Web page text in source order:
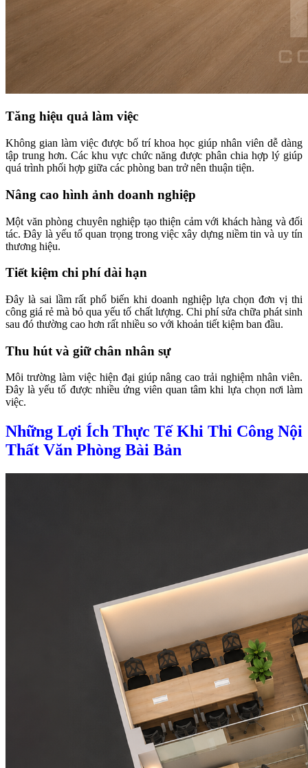
Tăng hiệu quả làm việc
Không gian làm việc được bố trí khoa học giúp nhân viên dễ dàng
tập trung hơn. Các khu vực chức năng được phân chia hợp lý giúp
quá trình phối hợp giữa các phòng ban trở nên thuận tiện.
Nâng cao hình ảnh doanh nghiệp
Một văn phòng chuyên nghiệp tạo thiện cảm với khách hàng và đối
tác. Đây là yếu tố quan trọng trong việc xây dựng niềm tin và uy tín
thương hiệu.
Tiết kiệm chi phí dài hạn
Đây là sai lầm rất phổ biến khi doanh nghiệp lựa chọn đơn vị thi
công giá rẻ mà bỏ qua yếu tố chất lượng. Chi phí sửa chữa phát sinh
sau đó thường cao hơn rất nhiều so với khoản tiết kiệm ban đầu.
Thu hút và giữ chân nhân sự
Môi trường làm việc hiện đại giúp nâng cao trải nghiệm nhân viên.
Đây là yếu tố được nhiều ứng viên quan tâm khi lựa chọn nơi làm
việc.
Những Lợi Ích Thực Tế Khi Thi Công Nội
Thất Văn Phòng Bài Bản